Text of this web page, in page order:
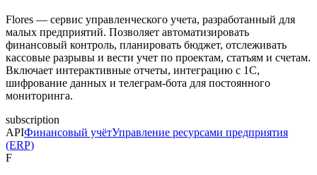
Flores — сервис управленческого учета, разработанный для
малых предприятий. Позволяет автоматизировать
финансовый контроль, планировать бюджет, отслеживать
кассовые разрывы и вести учет по проектам, статьям и счетам.
Включает интерактивные отчеты, интеграцию с 1С,
шифрование данных и телеграм-бота для постоянного
мониторинга.
subscription
APIФинансовый учётУправление ресурсами предприятия
(ERP)
F